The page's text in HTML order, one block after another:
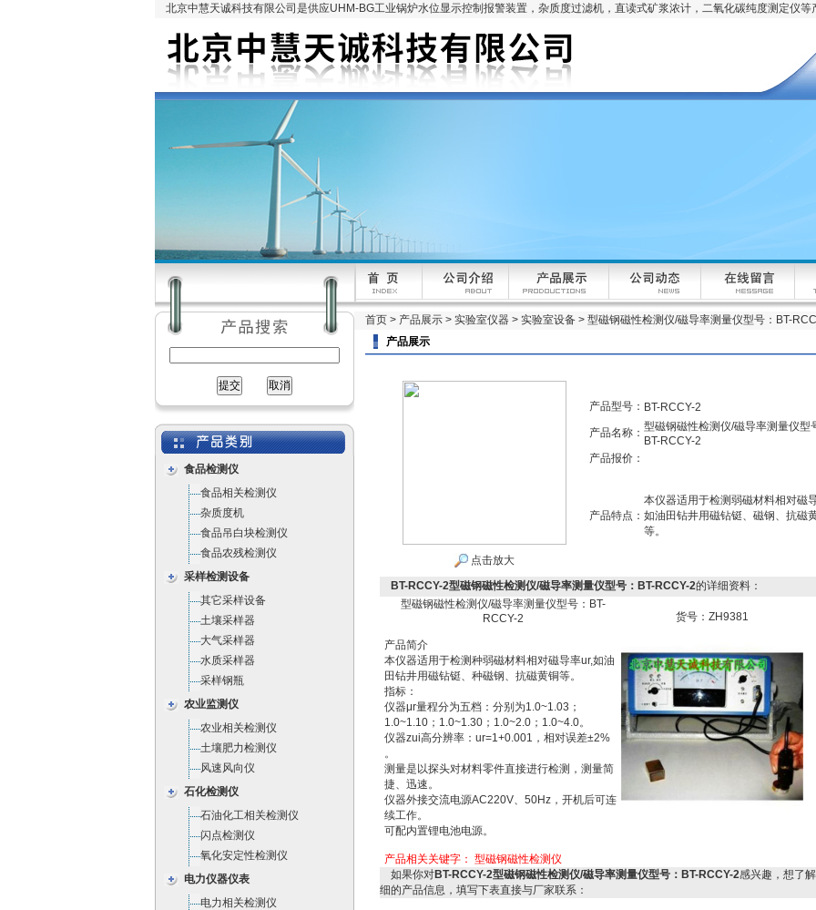
北京中慧天诚科技有限公司是供应UHM-BG工业锅炉水位显示控制报警装置，杂质度过滤机，直读式矿浆浓计，二氧化碳纯度测定仪等
食品检测仪
食品相关检测仪
杂质度机
食品吊白块检测仪
食品农残检测仪
采样检测设备
其它采样设备
土壤采样器
大气采样器
水质采样器
采样钢瓶
农业监测仪
农业相关检测仪
土壤肥力检测仪
风速风向仪
石化检测仪
石油化工相关检测仪
闪点检测仪
氧化安定性检测仪
电力仪器仪表
电力相关检测仪
首页 > 产品展示 > 实验室仪器 > 实验室设备 > 型磁钢磁性检测仪/磁导率测量仪型号：BT-
产品展示
点击放大
产品型号： BT-RCCY-2
产品名称： 型磁钢磁性检测仪/磁导率测量仪型
BT-RCCY-2
产品报价：
产品特点：
本仪器适用于检测弱磁材料相对磁
如油田钻井用磁钻铤、磁钢、抗磁
等。
BT-RCCY-2型磁钢磁性检测仪/磁导率测量仪型号：BT-RCCY-2的详细资料：
型磁钢磁性检测仪/磁导率测量仪型号：BT-
RCCY-2
货号：ZH9381
产品简介
本仪器适用于检测种弱磁材料相对磁导率ur,如油
田钻井用磁钻铤、种磁钢、抗磁黄铜等。
指标：
仪器μr量程分为五档：分别为1.0~1.03；
1.0~1.10；1.0~1.30；1.0~2.0；1.0~4.0。
仪器zui高分辨率：ur=1+0.001，相对误差±2%
。
测量是以探头对材料零件直接进行检测，测量简
捷、迅速。
仪器外接交流电源AC220V、50Hz，开机后可连
续工作。
可配内置锂电池电源。
产品相关关键字： 型磁钢磁性检测仪
如果你对BT-RCCY-2型磁钢磁性检测仪/磁导率测量仪型号：BT-RCCY-2感兴趣，想了
细的产品信息，填写下表直接与厂家联系：